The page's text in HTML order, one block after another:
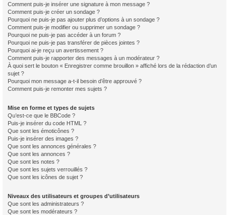
Comment puis-je insérer une signature à mon message ?
Comment puis-je créer un sondage ?
Pourquoi ne puis-je pas ajouter plus d’options à un sondage ?
Comment puis-je modifier ou supprimer un sondage ?
Pourquoi ne puis-je pas accéder à un forum ?
Pourquoi ne puis-je pas transférer de pièces jointes ?
Pourquoi ai-je reçu un avertissement ?
Comment puis-je rapporter des messages à un modérateur ?
À quoi sert le bouton « Enregistrer comme brouillon » affiché lors de la rédaction d’un
sujet ?
Pourquoi mon message a-t-il besoin d’être approuvé ?
Comment puis-je remonter mes sujets ?
Mise en forme et types de sujets
Qu’est-ce que le BBCode ?
Puis-je insérer du code HTML ?
Que sont les émoticônes ?
Puis-je insérer des images ?
Que sont les annonces générales ?
Que sont les annonces ?
Que sont les notes ?
Que sont les sujets verrouillés ?
Que sont les icônes de sujet ?
Niveaux des utilisateurs et groupes d’utilisateurs
Que sont les administrateurs ?
Que sont les modérateurs ?